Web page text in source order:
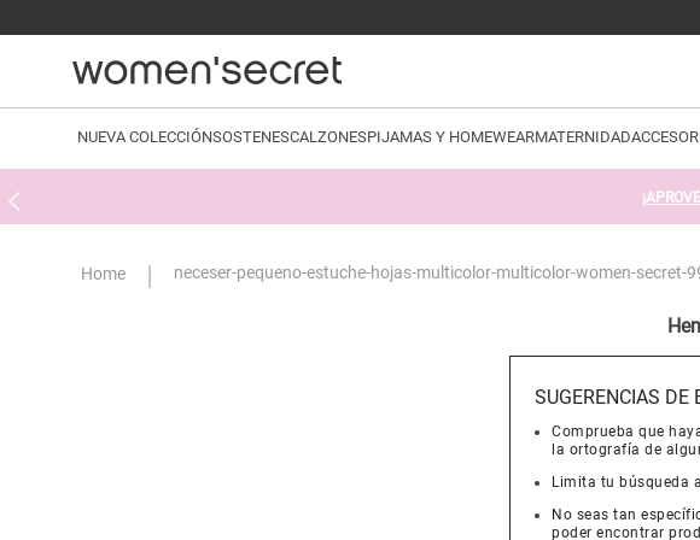
NUEVA COLECCIÓNSOSTENESCALZONESPIJAMAS Y HOMEWEARMATERNIDAD
neceser-pequeno-estuche-hojas-multicolor-multicolor-women-secret-
SUGERENCIAS DE
Comprueba que
la ortografía de
Limita tu búsqueda
No seas tan
poder encontrar